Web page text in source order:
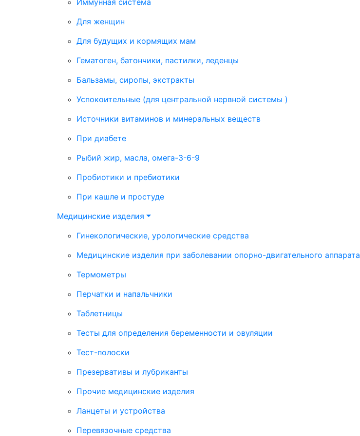
Для женщин
Для будущих и кормящих мам
Гематоген, батончики, пастилки, леденцы
Бальзамы, сиропы, экстракты
Успокоительные (для центральной нервной системы )
Источники витаминов и минеральных веществ
При диабете
Рыбий жир, масла, омега-3-6-9
Пробиотики и пребиотики
При кашле и простуде
Медицинские изделия
Гинекологические, урологические средства
Медицинские изделия при заболевании опорно-двигательного аппарата
Термометры
Перчатки и напальчники
Таблетницы
Тесты для определения беременности и овуляции
Тест-полоски
Презервативы и лубриканты
Прочие медицинские изделия
Ланцеты и устройства
Перевязочные средства